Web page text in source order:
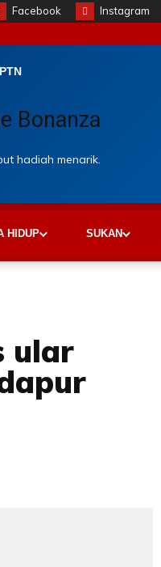
Facebook Instagram
Bonanza
hadiah menarik.
HIDUP SUKAN
ular